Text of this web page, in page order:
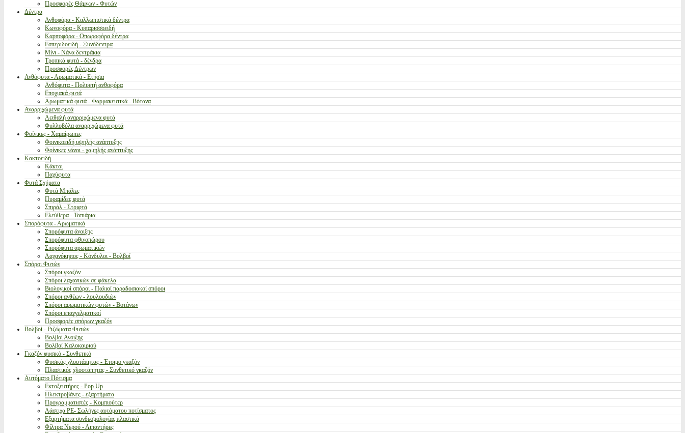
Προσφορές Θάμνων - Φυτών
Δέντρα
Ανθοφόρα - Καλλωπιστικά δέντρα
Κωνοφόρα - Κυπαρισσοειδή
Καρποφόρα - Οπωροφόρα δέντρα
Εσπεριδοειδή - Ξυνόδεντρα
Μίνι - Νάνα δεντράκια
Τροπικά φυτά - δένδρα
Προσφορές Δέντρων
Ανθόφυτα - Αρωματικά - Ετήσια
Ανθόφυτα - Πολυετή ανθοφόρα
Εποχιακά φυτά
Αρωματικά φυτά - Φαρμακευτικά - Βότανα
Αναρριχώμενα φυτά
Αειθαλή αναρριχώμενα φυτά
Φυλλοβόλα αναρριχώμενα φυτά
Φοίνικες - Χαμαίρωπες
Φοινικοειδή υψηλής ανάπτυξης
Φοίνικες νάνοι - χαμηλής ανάπτυξης
Κακτοειδή
Κάκτοι
Παχύφυτα
Φυτά Σχήματα
Φυτά Μπάλες
Πυραμίδες φυτά
Σπιράλ - Στριφτά
Ελεύθερα - Τοπιάρια
Σπορόφυτα - Αρωματικά
Σπορόφυτα άνοιξης
Σπορόφυτα φθινοπώρου
Σπορόφυτα αρωματικών
Λαχανόκηπος - Κόνδυλοι - Βολβοί
Σπόροι Φυτών
Σπόροι γκαζόν
Σπόροι λαχανικών σε φάκελα
Βιολογικοί σπόροι - Παλιοί παραδοσιακοί σπόροι
Σπόροι ανθέων - λουλουδιών
Σπόροι αρωματικών φυτών - Βοτάνων
Σπόροι επαγγελματικοί
Προσφορές σπόρων γκαζόν
Βολβοί - Ριζώματα Φυτών
Βολβοί Ανοιξης
Βολβοί Καλοκαιριού
Γκαζόν φυσικό - Συνθετικό
Φυσικός χλοοτάπητας - Έτοιμο γκαζόν
Πλαστικός χλοοτάπητας - Συνθετικό γκαζόν
Αυτόματο Πότισμα
Εκτοξευτήρες - Pop Up
Ηλεκτροβάνες - εξαρτήματα
Προγραμματιστές - Κομπιούτερ
Λάστιχα PE- Σωλήνες αυτόματου ποτίσματος
Εξαρτήματα συνδεσμολογίας πλαστικά
Φίλτρα Νερού - Λιπαντήρες